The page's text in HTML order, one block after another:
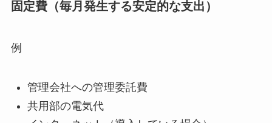
固定費（毎月発生する安定的な支出）
例
管理会社への管理委託費
共用部の電気代